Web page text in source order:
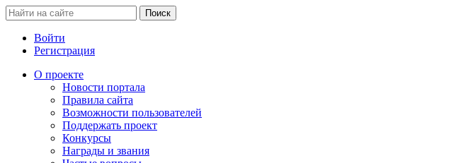
Войти
Регистрация
О проекте
Новости портала
Правила сайта
Возможности пользователей
Поддержать проект
Конкурсы
Награды и звания